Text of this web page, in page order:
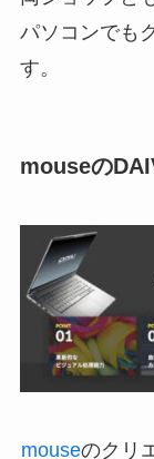
パソコンでも
す。
mouseの
mouseのクリ